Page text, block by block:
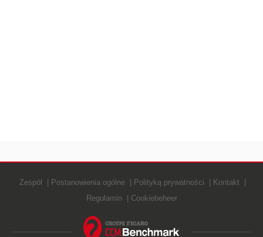
Zespół Postanowienia ogólne Polityką prywatności
Kontakt
Regulamin
Cookiebeheer